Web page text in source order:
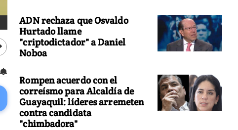
ADN rechaza que Osvaldo
Hurtado llame
"criptodictador" a Daniel
Noboa
Rompen acuerdo con el
correísmo para Alcaldía de
Guayaquil: líderes arremeten
contra candidata
"chimbadora"